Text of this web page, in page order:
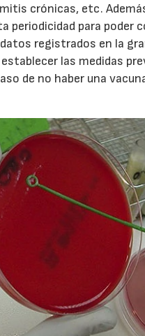
crónicas, etc.
periodicidad para poder
registrados en la
las medidas
de no haber una